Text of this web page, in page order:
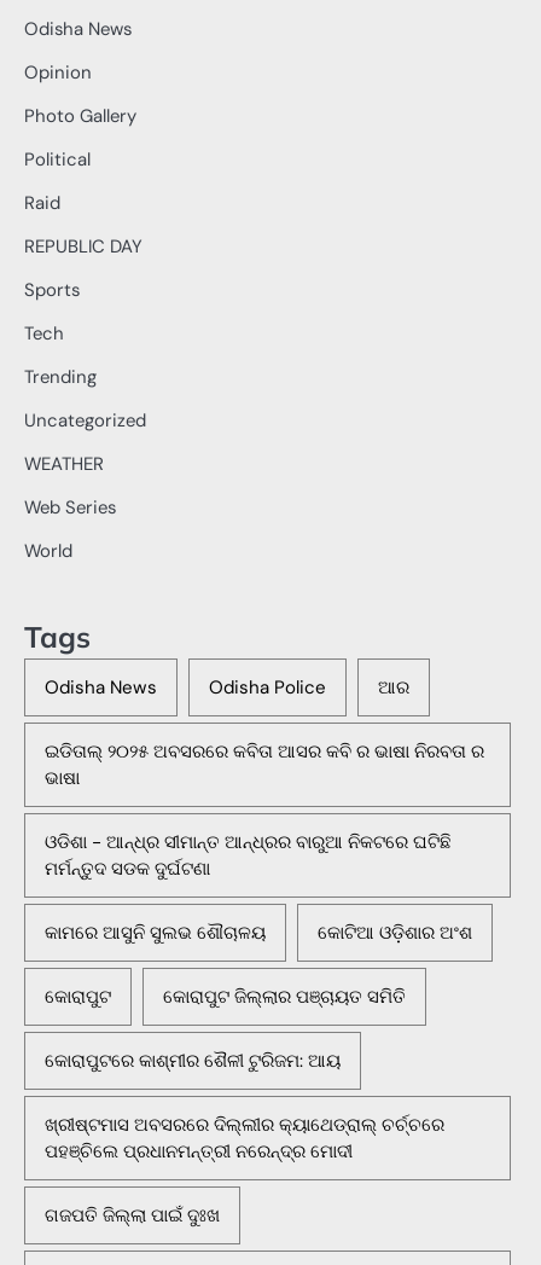
Odisha News
Opinion
Photo Gallery
Political
Raid
REPUBLIC DAY
Sports
Tech
Trending
Uncategorized
WEATHER
Web Series
World
Tags
Odisha News Odisha Police ଆର
ଇଡିତାଲ୍ ୨୦୨୫ ଅବସରରେ କବିତା ଆସର କବି ର ଭାଷା ନିରବତା ର
ଭାଷା
ଓଡିଶା - ଆନ୍ଧ୍ର ସୀମାନ୍ତ ଆନ୍ଧ୍ରର ବାରୁଆ ନିକଟରେ ଘଟିଛି
ମର୍ମନ୍ତୁଦ ସଡକ ଦୁର୍ଘଟଣା
କାମରେ ଆସୁନି ସୁଲଭ ଶୌଚାଳୟ କୋଟିଆ ଓଡ଼ିଶାର ଅଂଶ
କୋରାପୁଟ କୋରାପୁଟ ଜିଲ୍ଲାର ପଞ୍ଚାୟତ ସମିତି
କୋରାପୁଟରେ କାଶ୍ମୀର ଶୈଳୀ ଟୁରିଜମ: ଆୟ
ଖ୍ରୀଷ୍ଟମାସ ଅବସରରେ ଦିଲ୍ଲୀର କ୍ୟାଥେଡ୍ରାଲ୍ ଚର୍ଚ୍ଚରେ
ପହଞ୍ଚିଲେ ପ୍ରଧାନମନ୍ତ୍ରୀ ନରେନ୍ଦ୍ର ମୋଦୀ
ଗଜପତି ଜିଲ୍ଲା ପାଇଁ ଦୁଃଖ